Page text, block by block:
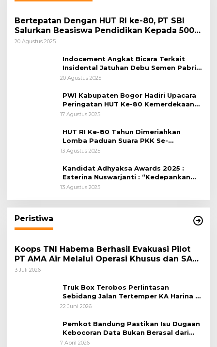
Bertepatan Dengan HUT RI ke-80, PT SBI
Salurkan Beasiswa Pendidikan Kepada 500
Pelajar
20 Agustus 2025
Indocement Angkat Bicara Terkait
Insidental Jatuhan Debu Semen Pabrik
Citeureup
20 Agustus 2025
PWI Kabupaten Bogor Hadiri Upacara
Peringatan HUT Ke-80 Kemerdekaan
RI, di Lapangan Tegar Beriman
17 Agustus 2025
HUT RI Ke-80 Tahun Dimeriahkan
Lomba Paduan Suara PKK Se-
Kabupaten Bogor
13 Agustus 2025
Kandidat Adhyaksa Awards 2025 :
Esterina Nuswarjanti : “Kedepankan
Keadilan Restoratif Wujudkan
13 Agustus 2025
Peristiwa
Koops TNI Habema Berhasil Evakuasi Pilot
PT AMA Air Melalui Operasi Khusus dan SAR
Taktis
3 Juli 2026
Truk Box Terobos Perlintasan
Sebidang Jalan Tertemper KA Harina di
Jalan Stasiun Poncol-Jrakah Semarang
22 Juni 2026
Pemkot Bandung Pastikan Isu Dugaan
Kebocoran Data Bukan Berasal dari
Server Disdukcapil
7 April 2026